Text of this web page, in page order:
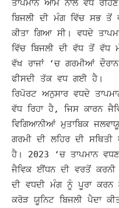
ਤਾਪਮਾਨ ਆਮ ਨਾਲੋਂ ਵੱਧ
ਬਿਜਲੀ ਦੀ ਮੰਗ ਵਿੱਚ ਸਭ ਤੋਂ
ਕੀਤਾ ਗਿਆ ਸੀ। ਵਧਦੇ
ਵਿੱਚ ਬਿਜਲੀ ਦੀ ਵੱਧ ਤੋਂ
ਵੱਖ ਰਾਜਾਂ ‘ਚ ਗਰਮੀਆਂ
ਫੀਸਦੀ ਤੱਕ ਵਧ ਗਈ ਹੈ।
ਰਿਪੋਰਟ ਅਨੁਸਾਰ ਵਧਦੇ
ਵੱਧ ਰਿਹਾ ਹੈ, ਜਿਸ ਕਾਰਨ
ਵਿਗਿਆਨੀਆਂ ਮੁਤਾਬਿਕ
ਗਰਮੀ ਦੀ ਲਹਿਰ ਦੀ
ਹੈ। 2023 ‘ਚ ਤਾਪਮਾਨ
ਜੈਵਿਕ ਈਂਧਨ ਦੀ ਵਰਤੋਂ
ਦੀ ਵਧਦੀ ਮੰਗ ਨੂੰ ਪੂਰਾ
ਕਰੋੜ ਯੂਨਿਟ ਬਿਜਲੀ ਪੈਦਾ